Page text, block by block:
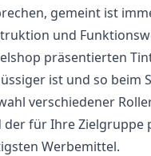
gemeint ist
und
präsentierten
ist und so beim
verschiedener
für Ihre Zielgruppe
Werbemittel.